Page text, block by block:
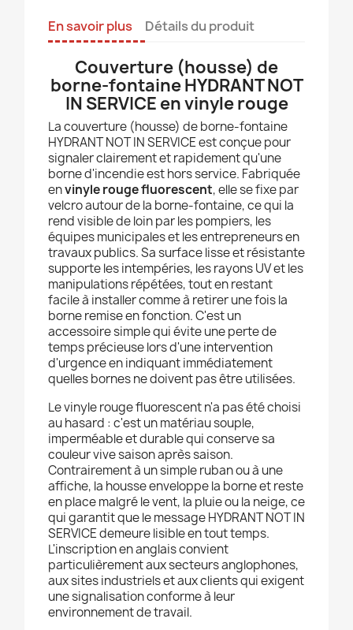
En savoir plus Détails du produit
Couverture (housse) de
borne-fontaine HYDRANT NOT
IN SERVICE en vinyle rouge
La couverture (housse) de borne-fontaine
HYDRANT NOT IN SERVICE est conçue pour
signaler clairement et rapidement qu'une
borne d'incendie est hors service. Fabriquée
envinyle rouge fluorescent, elle se fixe par
velcro autour de la borne-fontaine, ce qui la
rend visible de loin par les pompiers, les
équipes municipales et les entrepreneurs en
travaux publics. Sa surface lisse et résistante
supporte les intempéries, les rayons UV et les
manipulations répétées, tout en restant
facile à installer comme à retirer une fois la
borne remise en fonction. C'est un
accessoire simple qui évite une perte de
temps précieuse lors d'une intervention
d'urgence en indiquant immédiatement
quelles bornes ne doivent pas être utilisées.
Le vinyle rouge fluorescent n'a pas été choisi
au hasard : c'est un matériau souple,
imperméable et durable qui conserve sa
couleur vive saison après saison.
Contrairement à un simple ruban ou à une
affiche, la housse enveloppe la borne et reste
en place malgré le vent, la pluie ou la neige, ce
qui garantit que le message HYDRANT NOT IN
SERVICE demeure lisible en tout temps.
L'inscription en anglais convient
particulièrement aux secteurs anglophones,
aux sites industriels et aux clients qui exigent
une signalisation conforme à leur
environnement de travail.